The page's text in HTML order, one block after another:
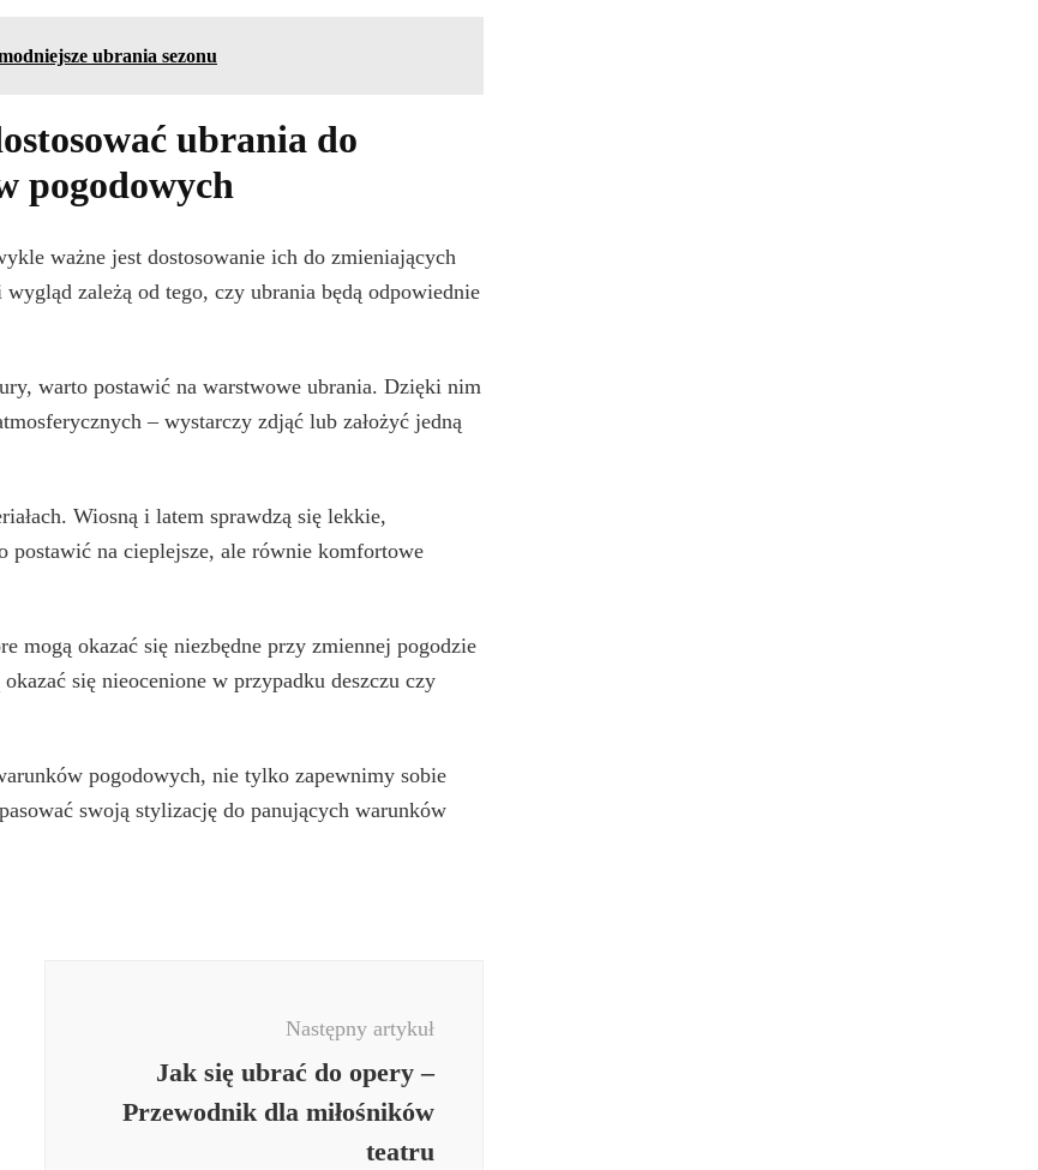
ubrania sezonu
ubrania do
pogodowych
ważne jest dostosowanie ich do zmieniających
zależą od tego, czy ubrania będą odpowiednie
warto postawić na warstwowe ubrania. Dzięki nim
– wystarczy zdjąć lub założyć jedną
Wiosną i latem sprawdzą się lekkie,
postawić na cieplejsze, ale równie komfortowe
mogą okazać się niezbędne przy zmiennej pogodzie
się nieocenione w przypadku deszczu czy
pogodowych, nie tylko zapewnimy sobie
swoją stylizację do panujących warunków
Następny artykuł
Jak się ubrać do opery –
Przewodnik dla miłośników
teatru